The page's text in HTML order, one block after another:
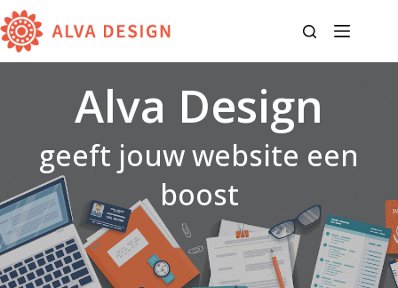
naar
de
inhoud
Alva Design
geeft jouw website een
boost